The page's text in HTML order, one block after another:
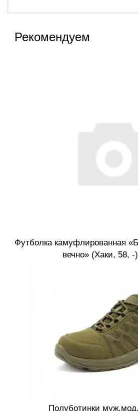
Рекомендуем
Футболка камуфлированная
вечно» (Хаки, 58,
Полуботинки